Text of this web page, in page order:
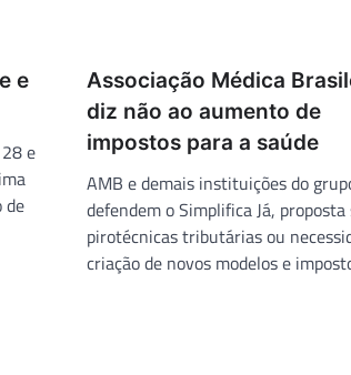
e
e
de
Associação Médica
diz não ao aumento de
impostos para a saúde
AMB e demais instituições do
defendem o Simplifica Já, proposta
pirotécnicas tributárias ou
criação de novos modelos e